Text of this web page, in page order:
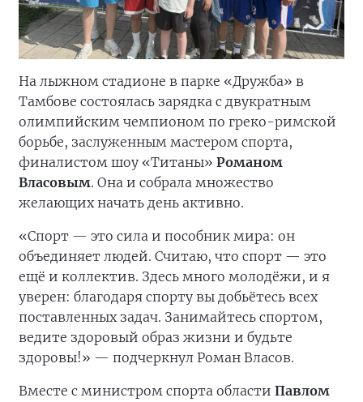
На лыжном стадионе в парке «Дружба» в
Тамбове состоялась зарядка с двукратным
олимпийским чемпионом по греко-римской
борьбе, заслуженным мастером спорта,
финалистом шоу «Титаны» Романом
Власовым. Она и собрала множество
желающих начать день активно.
«Спорт — это сила и пособник мира: он
объединяет людей. Считаю, что спорт — это
ещё и коллектив. Здесь много молодёжи, и я
уверен: благодаря спорту вы добьётесь всех
поставленных задач. Занимайтесь спортом,
ведите здоровый образ жизни и будьте
здоровы!» — подчеркнул Роман Власов.
Вместе с министром спорта области Павлом